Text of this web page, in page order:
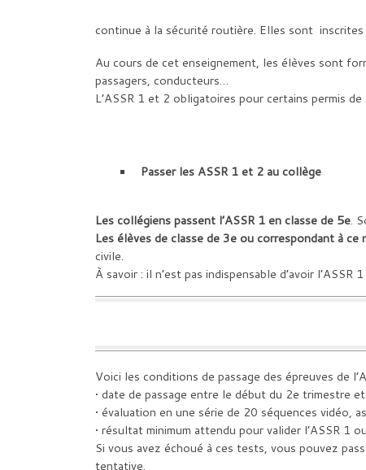
continue à la sécurité routière. Elles sont inscrites
Au cours de cet enseignement, les élèves sont
passagers, conducteurs…
L’ASSR 1 et 2 obligatoires pour certains permis de
Passer les ASSR 1 et 2 au collège
Les collégiens passent l’ASSR 1 en classe de 5e.
Les élèves de classe de 3e ou correspondant à ce
civile.
À savoir : il n’est pas indispensable d’avoir
Voici les conditions de passage des épreuves de
• date de passage entre le début du 2e trimestre
• évaluation en une série de 20 séquences vidéo,
• résultat minimum attendu pour valider l’ASSR 1
Si vous avez échoué à ces tests, vous pouvez
tentative.